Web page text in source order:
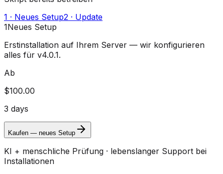
1 · Neues Setup2 · Update
1Neues Setup
Erstinstallation auf Ihrem Server — wir konfigurieren
alles für v4.0.1.
Ab
$100.00
3 days
Kaufen — neues Setup
KI + menschliche Prüfung · lebenslanger Support bei
Installationen